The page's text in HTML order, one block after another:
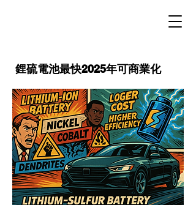
鋰硫電池最快2025年可商業化